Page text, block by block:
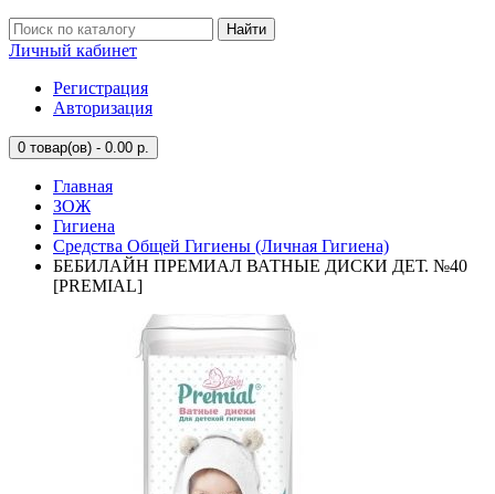
Найти
Личный кабинет
Регистрация
Авторизация
0 товар(ов) - 0.00 р.
Главная
ЗОЖ
Гигиена
Средства Общей Гигиены (Личная Гигиена)
БЕБИЛАЙН ПРЕМИАЛ ВАТНЫЕ ДИСКИ ДЕТ. №40
[PREMIAL]